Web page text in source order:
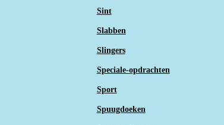
Sint
Slabben
Slingers
Speciale-opdrachten
Sport
Spuugdoeken